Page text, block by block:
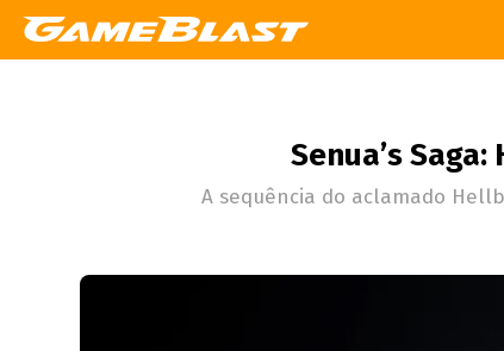
Senua’s
A sequência do aclamado